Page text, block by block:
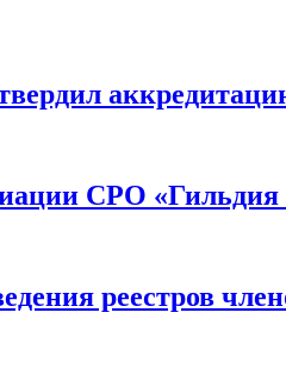
СРО
реестров